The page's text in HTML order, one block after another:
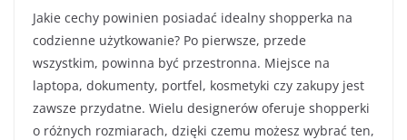
Jakie cechy powinien posiadać idealny shopperka na
codzienne użytkowanie? Po pierwsze, przede
wszystkim, powinna być przestronna. Miejsce na
laptopa, dokumenty, portfel, kosmetyki czy zakupy jest
zawsze przydatne. Wielu designerów oferuje shopperki
o różnych rozmiarach, dzięki czemu możesz wybrać ten,